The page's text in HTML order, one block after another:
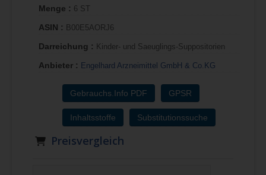
Menge : 6 ST
ASIN : B00E5AORJ6
Darreichung : Kinder- und Saeuglings-Suppositorien
Anbieter : Engelhard Arzneimittel GmbH & Co.KG
Gebrauchs.Info PDF GPSR
Inhaltsstoffe Substitutionssuche
Preisvergleich